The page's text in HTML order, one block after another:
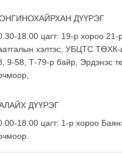
ДҮҮРЭГ
18.00 цагт: 19-р хороо
хэлтэс, УБЦТС
9-58, Т-79-р байр, Эрдэнэс
ДҮҮРЭГ
18.00 цагт: 1-р хороо